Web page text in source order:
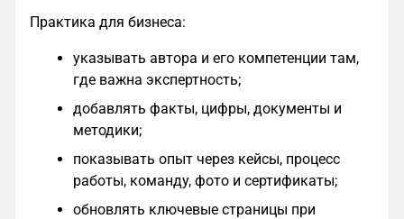
Практика для бизнеса:
указывать автора и его компетенции там,
где важна экспертность;
добавлять факты, цифры, документы и
методики;
показывать опыт через кейсы, процесс
работы, команду, фото и сертификаты;
обновлять ключевые страницы при